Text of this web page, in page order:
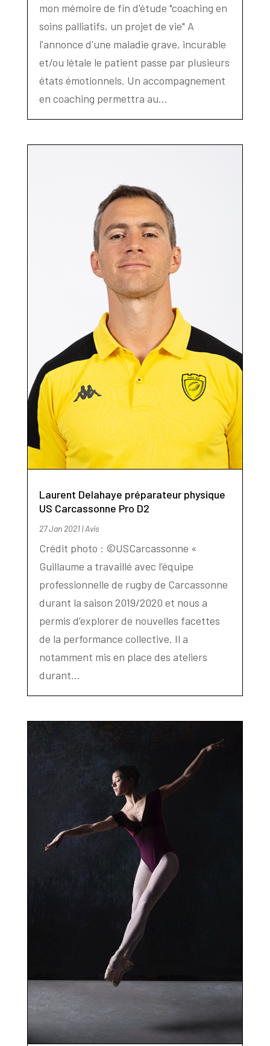
mon mémoire de fin d'étude "coaching en
soins palliatifs, un projet de vie" A
l'annonce d'une maladie grave, incurable
et/ou létale le patient passe par plusieurs
états émotionnels. Un accompagnement
en coaching permettra au...
Laurent Delahaye préparateur physique
US Carcassonne Pro D2
27 Jan 2021|Avis
Crédit photo : ©USCarcassonne «
Guillaume a travaillé avec l’équipe
professionnelle de rugby de Carcassonne
durant la saison 2019/2020 et nous a
permis d’explorer de nouvelles facettes
de la performance collective. Il a
notamment mis en place des ateliers
durant...